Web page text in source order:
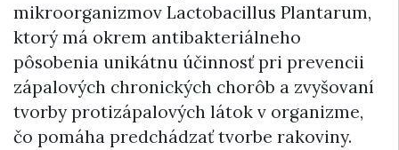
mikroorganizmov Lactobacillus Plantarum,
ktorý má okrem antibakteriálneho
pôsobenia unikátnu účinnosť pri prevencii
zápalových chronických chorôb a zvyšovaní
tvorby protizápalových látok v organizme,
čo pomáha predchádzať tvorbe rakoviny.